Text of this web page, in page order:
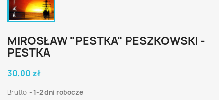
MIROSŁAW "PESTKA" PESZKOWSKI -
PESTKA
30,00 zł
Brutto 1-2 dni robocze